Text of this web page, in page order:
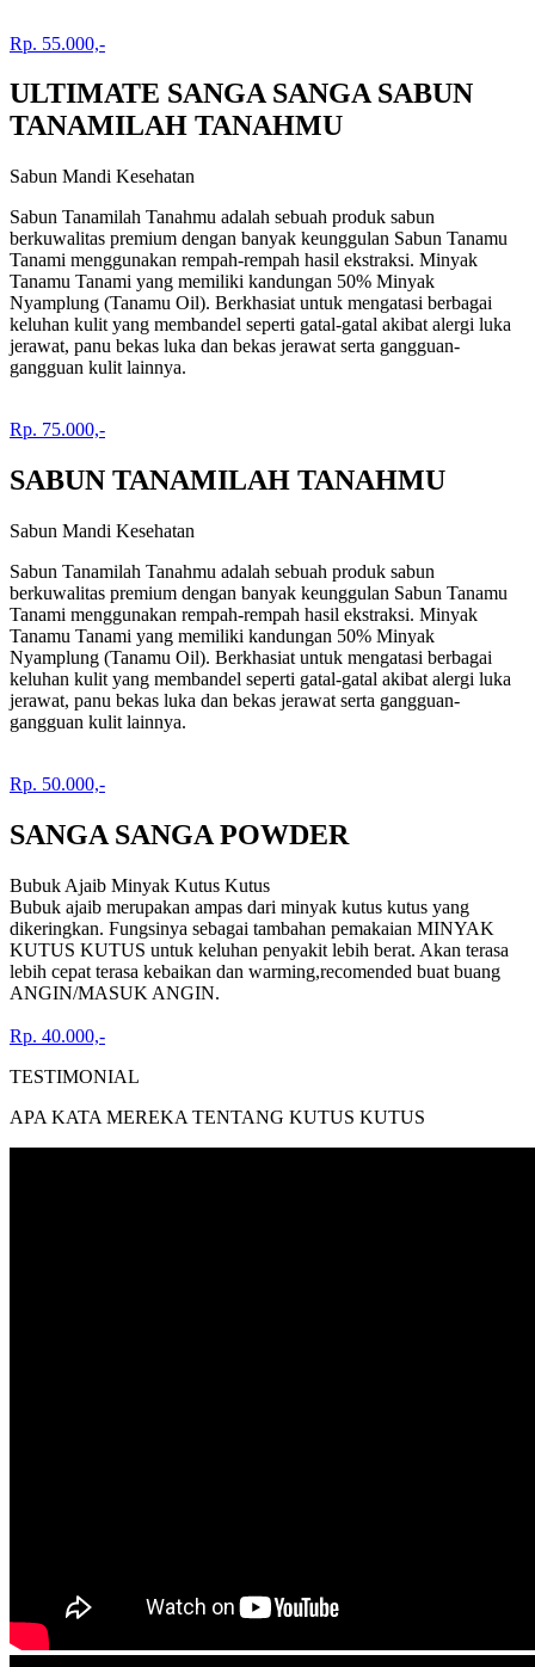
Rp. 55.000,-
ULTIMATE SANGA SANGA SABUN
TANAMILAH TANAHMU
Sabun Mandi Kesehatan
Sabun Tanamilah Tanahmu adalah sebuah produk sabun
berkuwalitas premium dengan banyak keunggulan Sabun Tanamu
Tanami menggunakan rempah-rempah hasil ekstraksi. Minyak
Tanamu Tanami yang memiliki kandungan 50% Minyak
Nyamplung (Tanamu Oil). Berkhasiat untuk mengatasi berbagai
keluhan kulit yang membandel seperti gatal-gatal akibat alergi luka
jerawat, panu bekas luka dan bekas jerawat serta gangguan-
gangguan kulit lainnya.
Rp. 75.000,-
SABUN TANAMILAH TANAHMU
Sabun Mandi Kesehatan
Sabun Tanamilah Tanahmu adalah sebuah produk sabun
berkuwalitas premium dengan banyak keunggulan Sabun Tanamu
Tanami menggunakan rempah-rempah hasil ekstraksi. Minyak
Tanamu Tanami yang memiliki kandungan 50% Minyak
Nyamplung (Tanamu Oil). Berkhasiat untuk mengatasi berbagai
keluhan kulit yang membandel seperti gatal-gatal akibat alergi luka
jerawat, panu bekas luka dan bekas jerawat serta gangguan-
gangguan kulit lainnya.
Rp. 50.000,-
SANGA SANGA POWDER
Bubuk Ajaib Minyak Kutus Kutus
Bubuk ajaib merupakan ampas dari minyak kutus kutus yang
dikeringkan. Fungsinya sebagai tambahan pemakaian MINYAK
KUTUS KUTUS untuk keluhan penyakit lebih berat. Akan terasa
lebih cepat terasa kebaikan dan warming,recomended buat buang
ANGIN/MASUK ANGIN.
Rp. 40.000,-
TESTIMONIAL
APA KATA MEREKA TENTANG KUTUS KUTUS